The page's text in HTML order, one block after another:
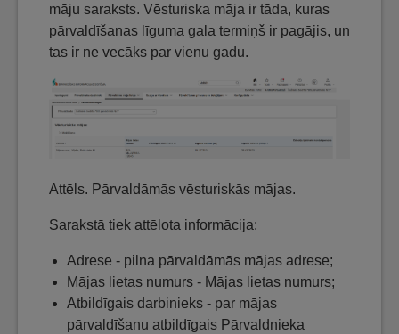
māju saraksts. Vēsturiska māja ir tāda, kuras
pārvaldīšanas līguma gala termiņš ir pagājis, un
tas ir ne vecāks par vienu gadu.
Attēls. Pārvaldāmās vēsturiskās mājas.
Sarakstā tiek attēlota informācija:
Adrese - pilna pārvaldāmās mājas adrese;
Mājas lietas numurs - Mājas lietas numurs;
Atbildīgais darbinieks - par mājas
pārvaldīšanu atbildīgais Pārvaldnieka